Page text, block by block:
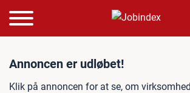
Jobannonce: Er
Annoncen er udløbet!
Klik på annoncen for at se, om